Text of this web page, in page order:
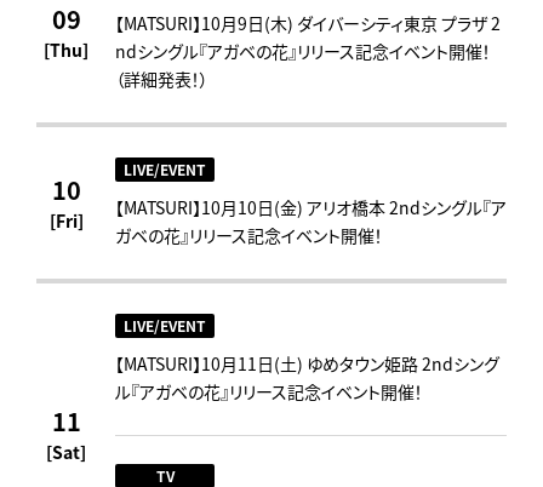
09
[Thu]
【MATSURI】10月9日(木) ダイバーシティ東京 プラザ 2
ndシングル『アガベの花』リリース記念イベント開催！
（詳細発表！）
10
[Fri]
LIVE/EVENT
【MATSURI】10月10日(金) アリオ橋本 2ndシングル『ア
ガベの花』リリース記念イベント開催！
11
[Sat]
LIVE/EVENT
【MATSURI】10月11日(土) ゆめタウン姫路 2ndシング
ル『アガベの花』リリース記念イベント開催！
TV